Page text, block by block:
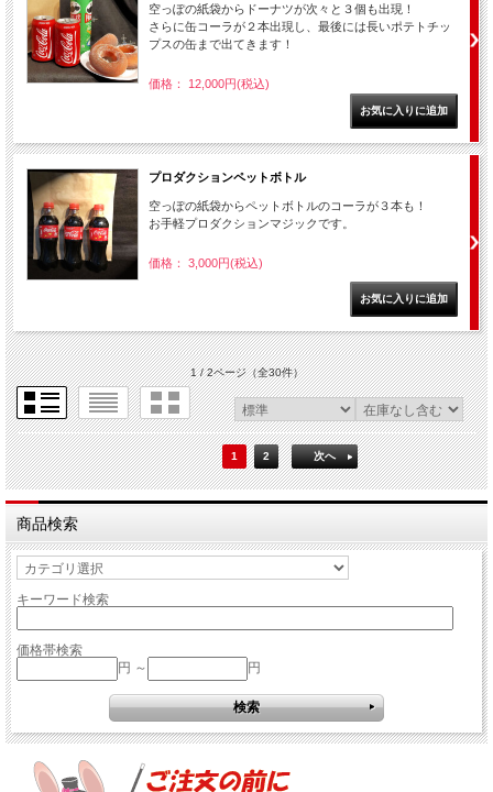
空っぽの紙袋からドーナツが次々と３個も出現！
さらに缶コーラが２本出現し、最後には長いポテトチッ
プスの缶まで出てきます！
価格： 12,000円(税込)
プロダクションペットボトル
空っぽの紙袋からペットボトルのコーラが３本も！
お手軽プロダクションマジックです。
価格： 3,000円(税込)
1 / 2ページ（全30件）
1 2 次へ
商品検索
キーワード検索
価格帯検索
円 ～
円